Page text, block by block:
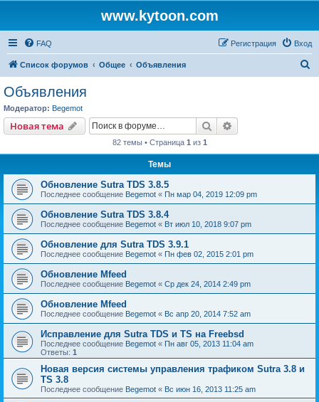
www.kytoon.com
FAQ Вход
Регистрация
Список форумов Общее Объявления
Объявления
Модератор: Begemot
Новая тема Поиск
82 темы • Страница 1 из 1
Темы
Обновление Sutra TDS 3.8.5
Последнее сообщение Begemot « Пн мар 04, 2019 12:09 pm
Обновление Sutra TDS 3.8.4
Последнее сообщение Begemot « Вт июл 10, 2018 9:07 pm
Обновление для Sutra TDS 3.9.1
Последнее сообщение Begemot « Пн фев 02, 2015 2:01 pm
Обновление Mfeed
Последнее сообщение Begemot « Ср дек 24, 2014 2:49 pm
Обновление Mfeed
Последнее сообщение Begemot « Вс апр 20, 2014 7:52 am
Исправление для Sutra TDS и TS на Freebsd
Последнее сообщение Begemot « Пн авг 05, 2013 11:04 am
Ответы: 1
Новая версия системы управления трафиком Sutra 3.8 и
TS 3.8
Последнее сообщение Begemot « Вс июн 16, 2013 11:25 am